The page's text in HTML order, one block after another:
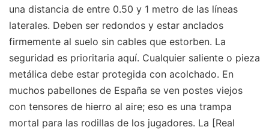
una distancia de entre 0.50 y 1 metro de las líneas
laterales. Deben ser redondos y estar anclados
firmemente al suelo sin cables que estorben. La
seguridad es prioritaria aquí. Cualquier saliente o pieza
metálica debe estar protegida con acolchado. En
muchos pabellones de España se ven postes viejos
con tensores de hierro al aire; eso es una trampa
mortal para las rodillas de los jugadores. La [Real